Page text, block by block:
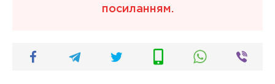
посиланням.